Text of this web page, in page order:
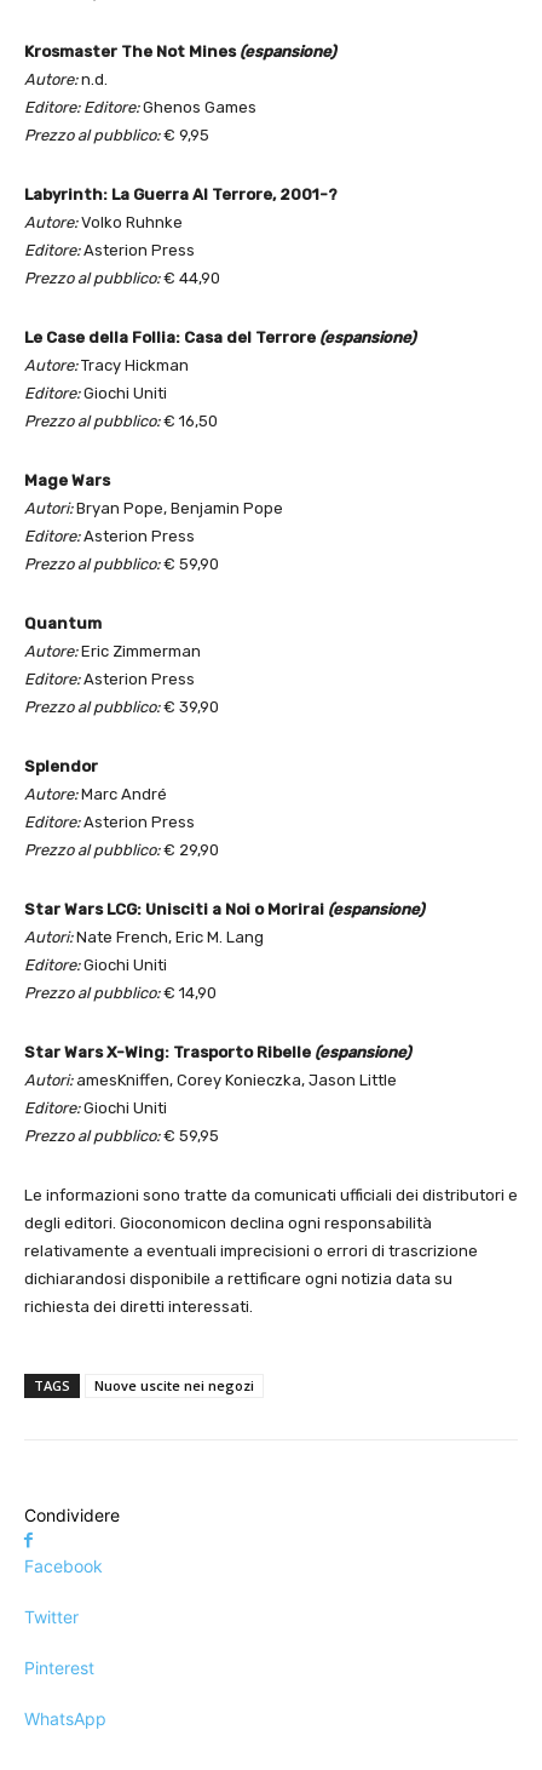
Krosmaster The Not Mines (espansione)
Autore:n.d.
Editore: Editore:Ghenos Games
Prezzo al pubblico:€ 9,95
Labyrinth: La Guerra Al Terrore, 2001-?
Autore:Volko Ruhnke
Editore:Asterion Press
Prezzo al pubblico:€ 44,90
Le Case della Follia: Casa del Terrore (espansione)
Autore:Tracy Hickman
Editore:Giochi Uniti
Prezzo al pubblico:€ 16,50
Mage Wars
Autori:Bryan Pope, Benjamin Pope
Editore:Asterion Press
Prezzo al pubblico:€ 59,90
Quantum
Autore:Eric Zimmerman
Editore:Asterion Press
Prezzo al pubblico:€ 39,90
Splendor
Autore:Marc André
Editore:Asterion Press
Prezzo al pubblico:€ 29,90
Star Wars LCG: Unisciti a Noi o Morirai (espansione)
Autori:Nate French, Eric M. Lang
Editore:Giochi Uniti
Prezzo al pubblico:€ 14,90
Star Wars X-Wing: Trasporto Ribelle (espansione)
Autori:amesKniffen, Corey Konieczka, Jason Little
Editore:Giochi Uniti
Prezzo al pubblico:€ 59,95
Le informazioni sono tratte da comunicati ufficiali dei distributori e
degli editori. Gioconomicon declina ogni responsabilità
relativamente a eventuali imprecisioni o errori di trascrizione
dichiarandosi disponibile a rettificare ogni notizia data su
richiesta dei diretti interessati.
TAGS Nuove uscite nei negozi
Condividere
Facebook
Twitter
Pinterest
WhatsApp